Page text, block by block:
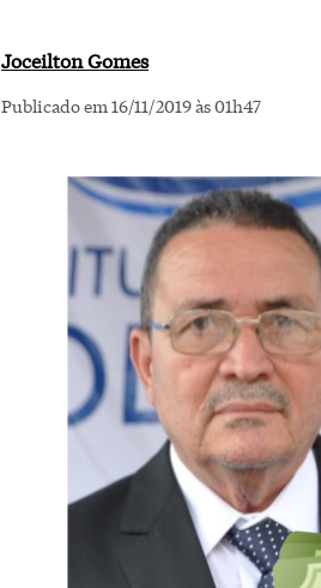
Joceilton Gomes
Publicado em 16/11/2019 às 01h47